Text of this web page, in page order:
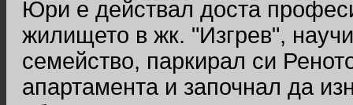
Юри е действал доста
жилището в жк. "Изгрев",
семейство, паркирал си
апартамента и започнал да